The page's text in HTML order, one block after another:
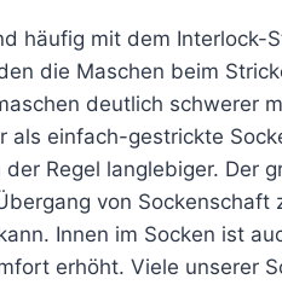
häufig mit dem Interlock-
die Maschen beim
deutlich schwerer
als einfach-gestrickte
Regel langlebiger. Der
von Sockenschaft
Innen im Socken ist
erhöht. Viele unserer